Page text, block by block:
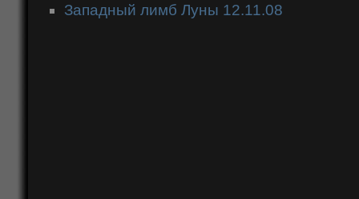
Западный лимб Луны 12.11.08